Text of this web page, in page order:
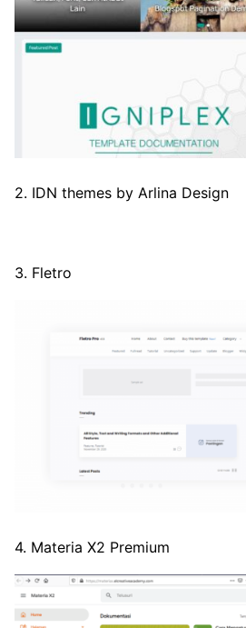
2. IDN themes by Arlina Design
3. Fletro
4. Materia X2 Premium